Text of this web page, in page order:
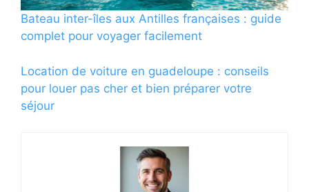
Bateau inter-îles aux Antilles françaises : guide
complet pour voyager facilement
Location de voiture en guadeloupe : conseils
pour louer pas cher et bien préparer votre
séjour